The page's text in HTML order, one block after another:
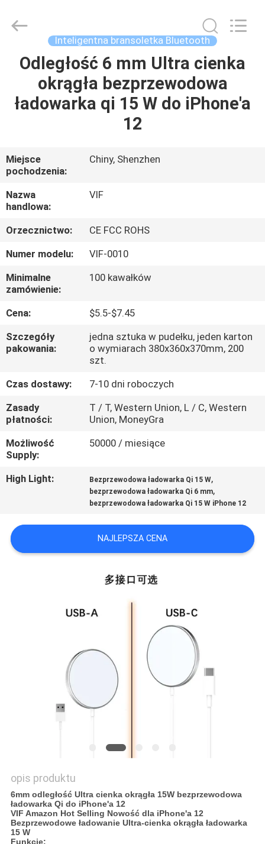
DOM
PRODUKTY
NAS
WYCIECZKA
PO
FABRYCE
KONTROLA
JAKOŚCI
SKONTAKTUJ
SIĘ
NAMI
POPROSIĆ
O
WYCENĘ
PRIVACY
Reserved.
Inteligentna bransoletka Bluetooth
Odległość 6 mm Ultra cienka
okrągła bezprzewodowa
ładowarka qi 15 W do iPhone'a
12
Miejsce
pochodzenia:
Chiny, Shenzhen
Nazwa
handlowa:
VIF
Orzecznictwo:
CE FCC ROHS
Numer modelu:
VIF-0010
Minimalne
zamówienie:
100 kawałków
Cena:
$5.5-$7.45
Szczegóły
pakowania:
jedna sztuka w pudełku, jeden karton
o wymiarach 380x360x370mm, 200
szt.
Czas dostawy:
7-10 dni roboczych
Zasady
płatności:
T / T, Western Union, L / C, Western
Union, MoneyGra
Możliwość
Supply:
50000 / miesiące
High Light: Bezprzewodowa ładowarka Qi 15 W,
bezprzewodowa ładowarka Qi 6 mm,
bezprzewodowa ładowarka Qi 15 W iPhone 12
NAJLEPSZA CENA
opis produktu
6mm odległość Ultra cienka okrągła 15W bezprzewodowa
ładowarka Qi do iPhone'a 12
VIF Amazon Hot Selling Nowość dla iPhone'a 12
Bezprzewodowe ładowanie Ultra-cienka okrągła ładowarka
15 W
Funkcje: